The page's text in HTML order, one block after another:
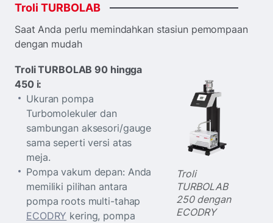
Troli TURBOLAB
Saat Anda perlu memindahkan stasiun pemompaan
dengan mudah
Troli TURBOLAB 90 hingga
450 i:
Ukuran pompa
Turbomolekuler dan
sambungan aksesori/gauge
sama seperti versi atas
meja.
Pompa vakum depan: Anda
memiliki pilihan antara
pompa roots multi-tahap
ECODRY kering, pompa
Troli
TURBOLAB
250 dengan
ECODRY